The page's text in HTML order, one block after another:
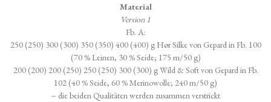
Material
Version 1
Fb. A:
250 (250) 300 (300) 350 (350) 400 (400) g Hør Silke von Gepard in Fb. 100
(70 % Leinen, 30 % Seide; 175 m/50 g)
200 (200) 200 (250) 250 (250) 300 (300) g Wild & Soft von Gepard in Fb.
102 (40 % Seide, 60 % Merinowolle; 240 m/50 g)
– die beiden Qualitäten werden zusammen verstrickt